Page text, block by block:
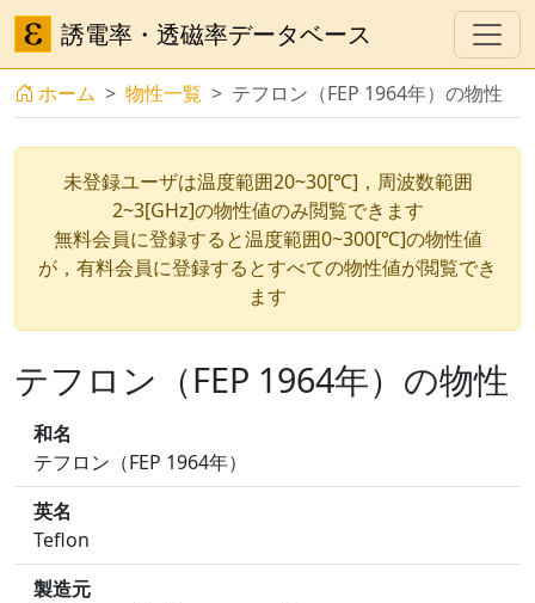
誘電率・透磁率データベース
ホーム 物性一覧 テフロン（FEP 1964年）の物性
未登録ユーザは温度範囲20~30[℃]，周波数範囲
2~3[GHz]の物性値のみ閲覧できます
無料会員に登録すると温度範囲0~300[℃]の物性値
が，有料会員に登録するとすべての物性値が閲覧でき
ます
テフロン（FEP 1964年）の物性
和名
テフロン（FEP 1964年）
英名
Teflon
製造元